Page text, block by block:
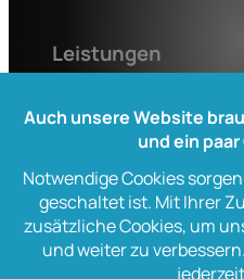
Leistungen
Smart Home
Lichttechnik
Stördienst
Kontakt